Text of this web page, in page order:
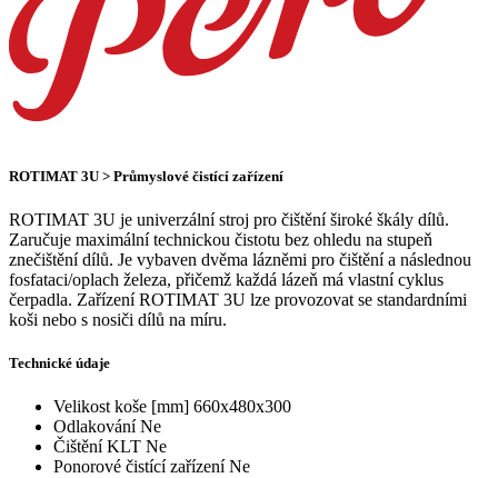
ROTIMAT 3U > Průmyslové čistící zařízení
ROTIMAT 3U je univerzální stroj pro čištění široké škály dílů.
Zaručuje maximální technickou čistotu bez ohledu na stupeň
znečištění dílů. Je vybaven dvěma lázněmi pro čištění a následnou
fosfataci/oplach železa, přičemž každá lázeň má vlastní cyklus
čerpadla. Zařízení ROTIMAT 3U lze provozovat se standardními
koši nebo s nosiči dílů na míru.
Technické údaje
Velikost koše [mm] 660x480x300
Odlakování Ne
Čištění KLT Ne
Ponorové čistící zařízení Ne